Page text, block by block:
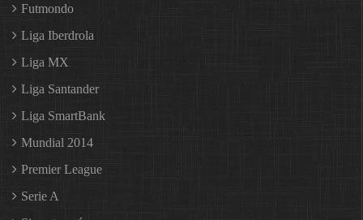
Futmondo
Liga Iberdrola
Liga MX
Liga Santander
Liga SmartBank
Mundial 2014
Premier League
Serie A